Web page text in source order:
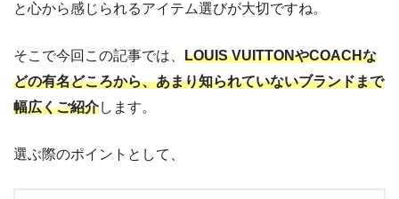
と心から感じられるアイテム選びが大切ですね。
そこで今回この記事では、 LOUIS VUITTONやCOACHな
どの有名どころから、あまり知られていないブランドまで
幅広くご紹介します。
選ぶ際のポイントとして、